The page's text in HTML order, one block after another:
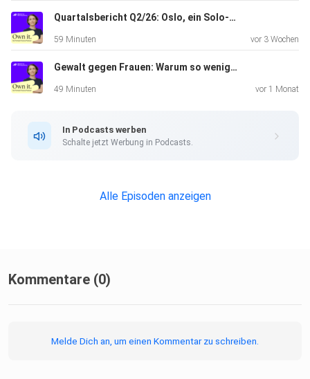
Quartalsbericht Q2/26: Oslo, ein Solo-Urlaub mit Kind und mein ehrlichstes Learning über KI | Episode #470
59 Minuten vor 3 Wochen
Gewalt gegen Frauen: Warum so wenige Gerechtigkeit erfahren – KRISENSTARK #20 mit Kristina Lunz | Episode #469
49 Minuten vor 1 Monat
In Podcasts werben
Schalte jetzt Werbung in Podcasts.
Alle Episoden anzeigen
Kommentare (0)
Melde Dich an, um einen Kommentar zu schreiben.